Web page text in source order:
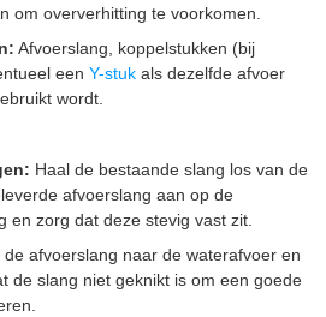
om oververhitting te voorkomen​.
Afvoerslang, koppelstukken (bij
een Y-stuk als dezelfde afvoer
wordt​​.
Haal de bestaande slang los van de
afvoerslang aan op de
en zorg dat deze stevig vast zit​​.
de afvoerslang naar de waterafvoer en
de slang niet geknikt is om een goede